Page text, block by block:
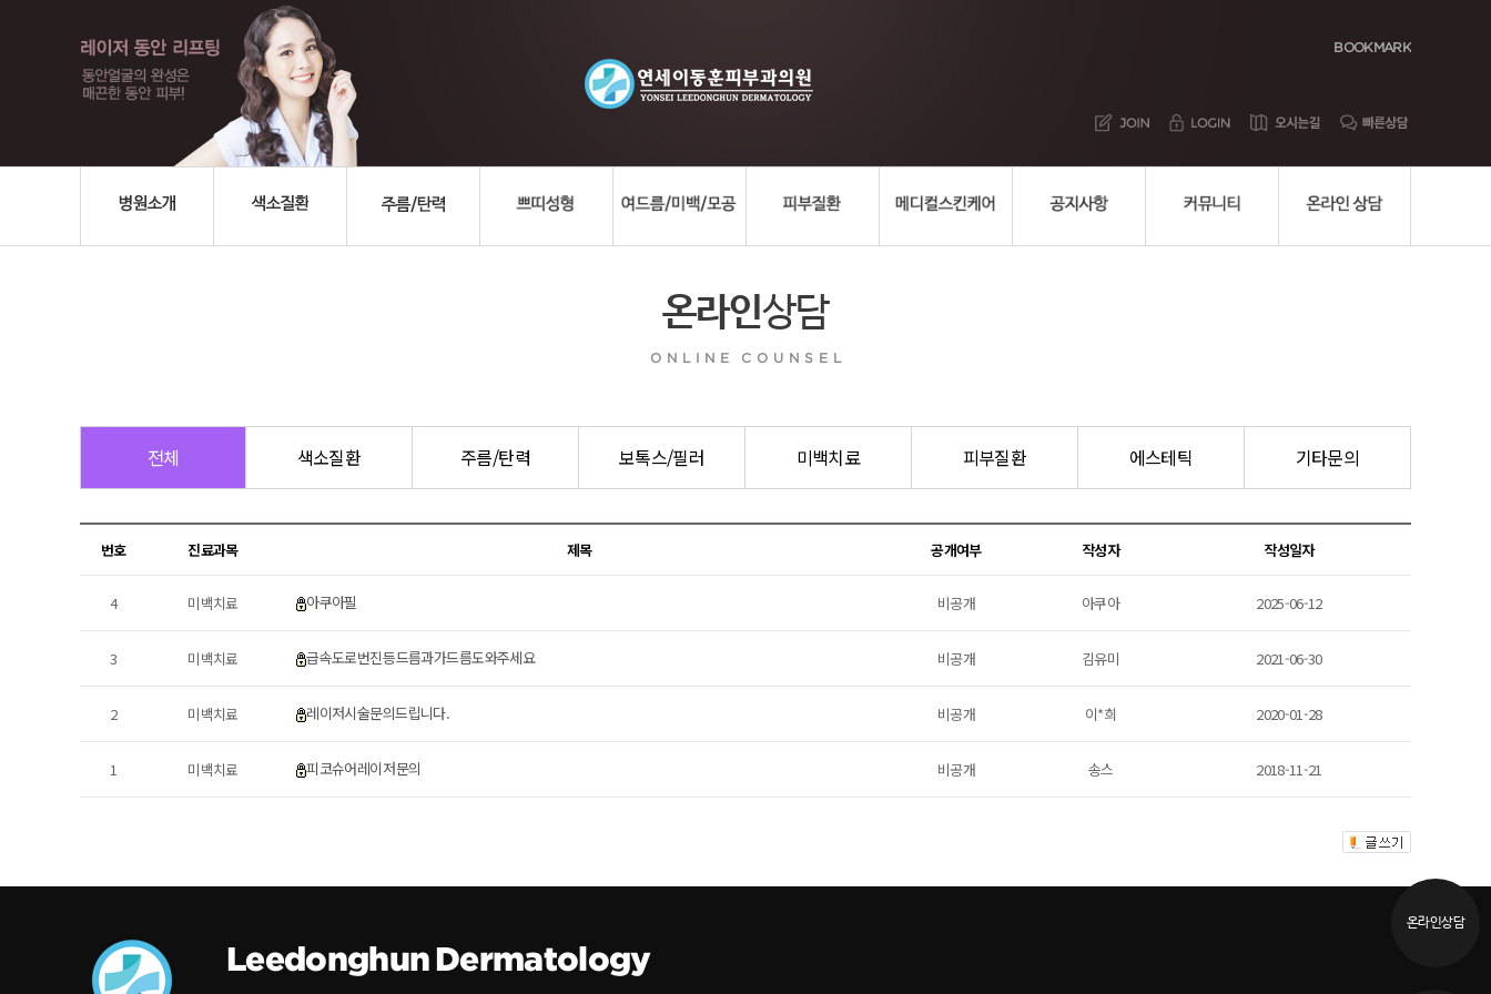
BOOKMARK
온라인상담
ONLINE COUNSEL
전체 색소질환 주름/탄력 보톡스/필러 미백치료 피부질환 에스테틱 기타문의
번호 진료과목 제목 공개여부 작성자 작성일자
4 미백치료 아쿠아필 비공개 아쿠아 2025-06-12
3 미백치료 급속도로 번진 등드름과 가드름 도와주세요 비공개 김유미 2021-06-30
2 미백치료 레이저시술 문의드립니다. 비공개 이*희 2020-01-28
1 미백치료 피코슈어 레이저 문의 비공개 송스 2018-11-21
Leedonghun Dermatology
온라인상담